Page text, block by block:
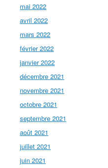
mai 2022
avril 2022
mars 2022
février 2022
janvier 2022
décembre 2021
novembre 2021
octobre 2021
septembre 2021
août 2021
juillet 2021
juin 2021